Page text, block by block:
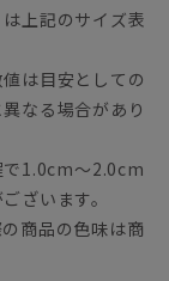
上記のサイズ表
は目安としての
なる場合があり
で1.0cm～2.0cm
ざいます。
商品の色味は商